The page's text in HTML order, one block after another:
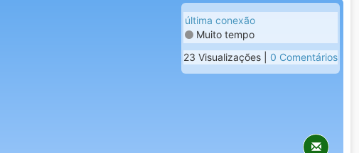
última conexão
Muito tempo
23 Visualizações | 0 Comentários